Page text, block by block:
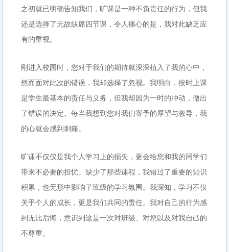
之初就已明确告知我们，旷课是一种不负责任的行为，但我
还是选择了无故缺席四节课，令人痛心的是，我对此缺乏应
有的重视。
刚进入校园时，您对于我们的期待就深深植入了我的心中，
然而面对此次的错误，我却选择了忽视。我明白，按时上课
是学生最基本的责任与义务，但我却因为一时的冲动，做出
了错误的决定。每当我想到您对我们寄予的厚望与教导，我
的心就会感到刺痛。
旷课不仅仅是我个人学习上的损失，更会给您和我的同学们
带来不必要的担忧。缺少了那些课程，我错过了重要的知识
积累，也无形中影响了班级的学习氛围。我深知，学习不仅
关乎个人的成长，更是我们共同的责任。我对自己的行为感
到无比后悔，意识到这是一次对班级、对您以及对我自己的
不尊重。